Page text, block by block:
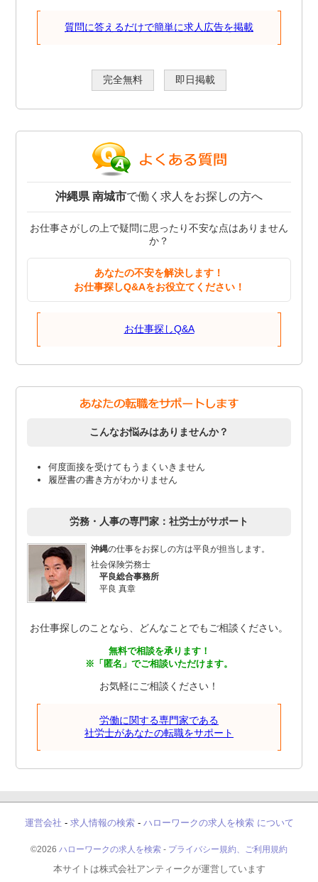
質問に答えるだけで簡単に求人広告を掲載
完全無料 即日掲載
沖縄県 南城市で働く求人をお探しの方へ
お仕事さがしの上で疑問に思ったり不安な点はありません
か？
あなたの不安を解決します！
お仕事探しQ&Aをお役立てください！
お仕事探しQ&A
こんなお悩みはありませんか？
何度面接を受けてもうまくいきません
履歴書の書き方がわかりません
労務・人事の専門家：社労士がサポート
沖縄の仕事をお探しの方は平良が担当します。
社会保険労務士
平良総合事務所
平良 真章
お仕事探しのことなら、どんなことでもご相談ください。
無料で相談を承ります！
※「匿名」でご相談いただけます。
お気軽にご相談ください！
労働に関する専門家である
社労士があなたの転職をサポート
運営会社 - 求人情報の検索- ハローワークの求人を検索 について
©2026 ハローワークの求人を検索 - プライバシー規約、ご利用規約
本サイトは株式会社アンティークが運営しています